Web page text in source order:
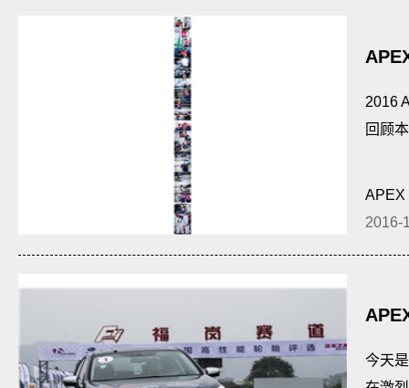
2016
回顾
APEX
2016-
今天